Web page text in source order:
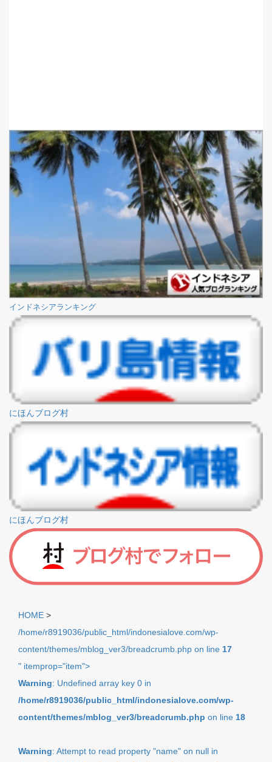
インドネシアランキング
にほんブログ村
にほんブログ村
HOME >
/home/r8919036/public_html/indonesialove.com/wp-
content/themes/mblog_ver3/breadcrumb.php on line 17
" itemprop="item">
Warning: Undefined array key 0 in
/home/r8919036/public_html/indonesialove.com/wp-
content/themes/mblog_ver3/breadcrumb.php on line 18
Warning: Attempt to read property "name" on null in